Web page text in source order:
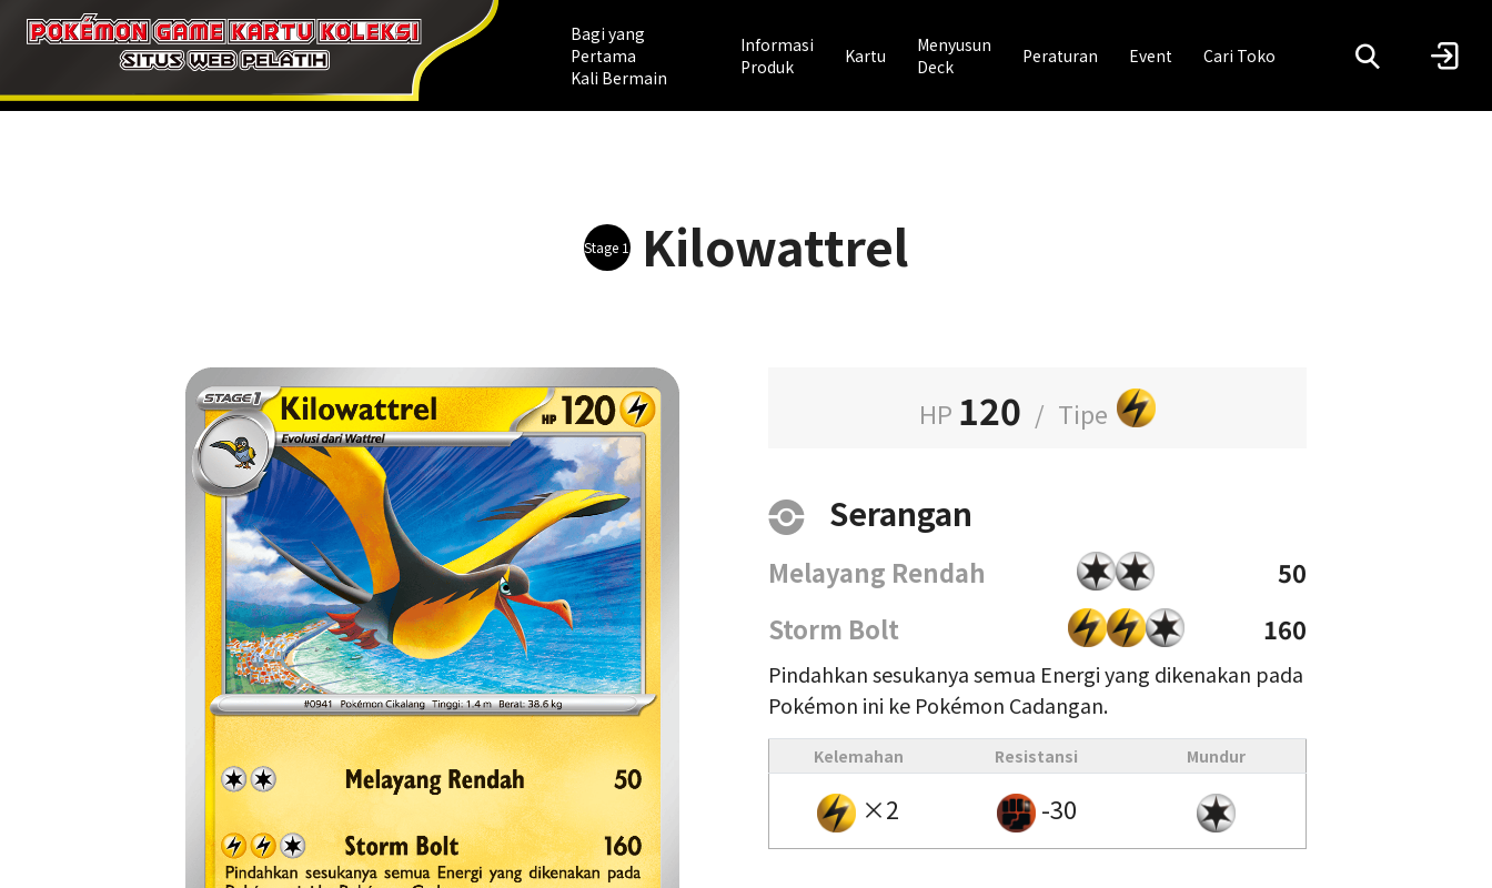
Bagi yang
Pertama
Kali Bermain
Informasi
Produk
Kartu
Menyusun
Deck
Peraturan Event Cari Toko
Stage 1Kilowattrel
HP 120 / Tipe
Serangan
Melayang Rendah
50
Storm Bolt
160
Pindahkan sesukanya semua Energi yang dikenakan pada
Pokémon ini ke Pokémon Cadangan.
Kelemahan Resistansi Mundur
×2 -30